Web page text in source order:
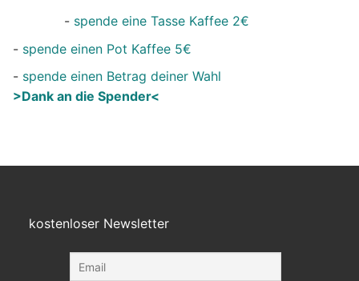
- spende eine Tasse Kaffee 2€
- spende einen Pot Kaffee 5€
- spende einen Betrag deiner Wahl
>Dank an die Spender<
kostenloser Newsletter